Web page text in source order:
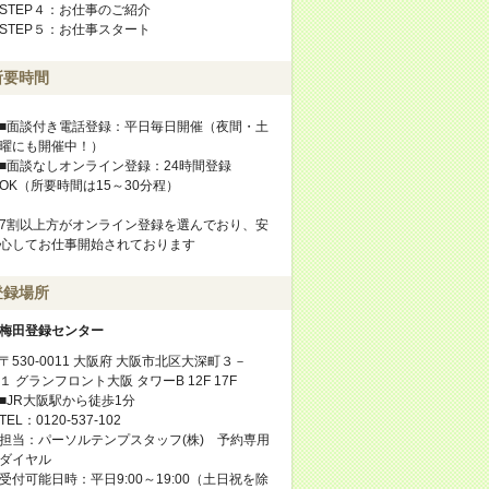
４：お仕事のご紹介
５：お仕事スタート
時間
面談付き電話登録：平日毎日開催（夜間・土
にも開催中！）
面談なしオンライン登録：24時間登録
（所要時間は15～30分程）
割以上方がオンライン登録を選んでおり、安
してお仕事開始されております
場所
田登録センター
530-0011 大阪府 大阪市北区大深町３－
グランフロント大阪 タワーB 12F 17F
大阪駅から徒歩1分
：0120-537-102
当：パーソルテンプスタッフ(株) 予約専用
イヤル
付可能日時：平日9:00～19:00（土日祝を除